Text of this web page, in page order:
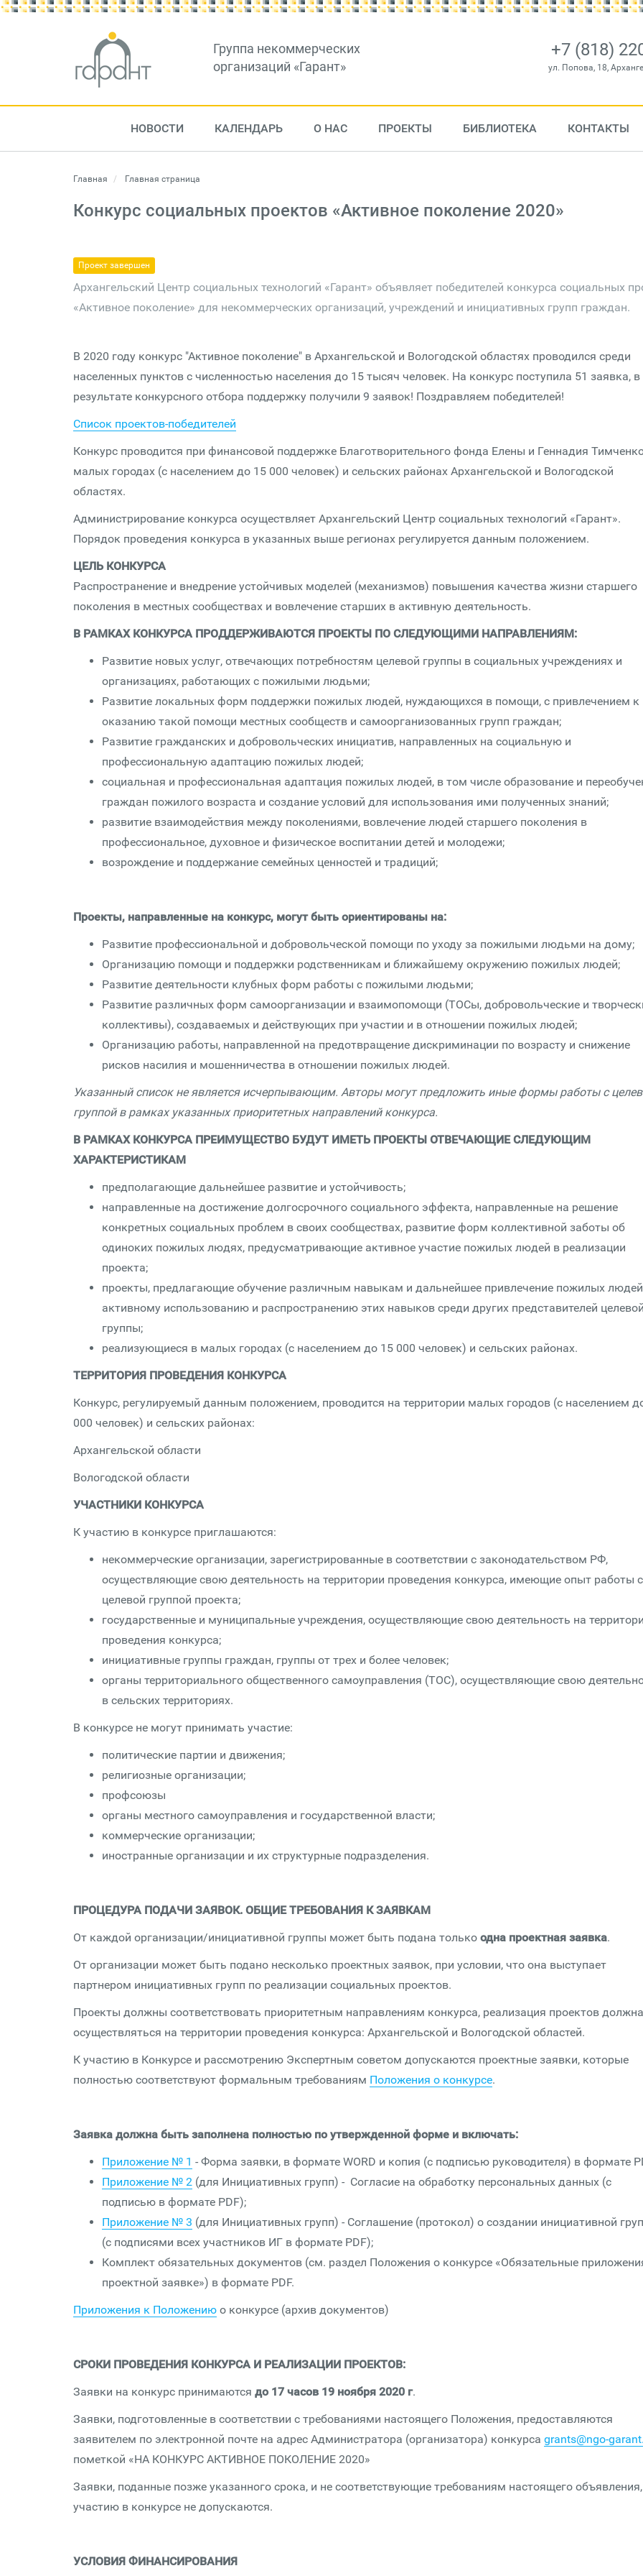
Группа некоммерческих
организаций «Гарант»
+7 (818)
ул. Попова, 18,
НОВОСТИ КАЛЕНДАРЬ О НАС ПРОЕКТЫ БИБЛИОТЕКА КОНТАКТЫ
Главная Главная страница
Конкурс социальных проектов «Активное поколение 2020»
Проект завершен
Архангельский Центр социальных технологий «Гарант» объявляет победителей конкурса социальных
«Активное поколение» для некоммерческих организаций, учреждений и инициативных групп граждан.
В 2020 году конкурс "Активное поколение" в Архангельской и Вологодской областях проводился среди
населенных пунктов с численностью населения до 15 тысяч человек. На конкурс поступила 51 заявка, в
результате конкурсного отбора поддержку получили 9 заявок! Поздравляем победителей!
Список проектов-победителей
Конкурс проводится при финансовой поддержке Благотворительного фонда Елены и Геннадия
малых городах (с населением до 15 000 человек) и сельских районах Архангельской и Вологодской
областях.
Администрирование конкурса осуществляет Архангельский Центр социальных технологий «Гарант».
Порядок проведения конкурса в указанных выше регионах регулируется данным положением.
ЦЕЛЬ КОНКУРСА
Распространение и внедрение устойчивых моделей (механизмов) повышения качества жизни старшего
поколения в местных сообществах и вовлечение старших в активную деятельность.
В РАМКАХ КОНКУРСА ПРОДДЕРЖИВАЮТСЯ ПРОЕКТЫ ПО СЛЕДУЮЩИМИ НАПРАВЛЕНИЯМ:
Развитие новых услуг, отвечающих потребностям целевой группы в социальных учреждениях и
организациях, работающих с пожилыми людьми;
Развитие локальных форм поддержки пожилых людей, нуждающихся в помощи, с привлечением к
оказанию такой помощи местных сообществ и самоорганизованных групп граждан;
Развитие гражданских и добровольческих инициатив, направленных на социальную и
профессиональную адаптацию пожилых людей;
социальная и профессиональная адаптация пожилых людей, в том числе образование и
граждан пожилого возраста и создание условий для использования ими полученных знаний;
развитие взаимодействия между поколениями, вовлечение людей старшего поколения в
профессиональное, духовное и физическое воспитании детей и молодежи;
возрождение и поддержание семейных ценностей и традиций;
Проекты, направленные на конкурс, могут быть ориентированы на:
Развитие профессиональной и добровольческой помощи по уходу за пожилыми людьми на дому;
Организацию помощи и поддержки родственникам и ближайшему окружению пожилых людей;
Развитие деятельности клубных форм работы с пожилыми людьми;
Развитие различных форм самоорганизации и взаимопомощи (ТОСы, добровольческие и
коллективы), создаваемых и действующих при участии и в отношении пожилых людей;
Организацию работы, направленной на предотвращение дискриминации по возрасту и снижение
рисков насилия и мошенничества в отношении пожилых людей.
Указанный список не является исчерпывающим. Авторы могут предложить иные формы работы с
группой в рамках указанных приоритетных направлений конкурса.
В РАМКАХ КОНКУРСА ПРЕИМУЩЕСТВО БУДУТ ИМЕТЬ ПРОЕКТЫ ОТВЕЧАЮЩИЕ СЛЕДУЮЩИМ
ХАРАКТЕРИСТИКАМ
предполагающие дальнейшее развитие и устойчивость;
направленные на достижение долгосрочного социального эффекта, направленные на решение
конкретных социальных проблем в своих сообществах, развитие форм коллективной заботы об
одиноких пожилых людях, предусматривающие активное участие пожилых людей в реализации
проекта;
проекты, предлагающие обучение различным навыкам и дальнейшее привлечение пожилых
активному использованию и распространению этих навыков среди других представителей целевой
группы;
реализующиеся в малых городах (с населением до 15 000 человек) и сельских районах.
ТЕРРИТОРИЯ ПРОВЕДЕНИЯ КОНКУРСА
Конкурс, регулируемый данным положением, проводится на территории малых городов (с населением
000 человек) и сельских районах:
Архангельской области
Вологодской области
УЧАСТНИКИ КОНКУРСА
К участию в конкурсе приглашаются:
некоммерческие организации, зарегистрированные в соответствии с законодательством РФ,
осуществляющие свою деятельность на территории проведения конкурса, имеющие опыт работы с
целевой группой проекта;
государственные и муниципальные учреждения, осуществляющие свою деятельность на
проведения конкурса;
инициативные группы граждан, группы от трех и более человек;
органы территориального общественного самоуправления (ТОС), осуществляющие свою
в сельских территориях.
В конкурсе не могут принимать участие:
политические партии и движения;
религиозные организации;
профсоюзы
органы местного самоуправления и государственной власти;
коммерческие организации;
иностранные организации и их структурные подразделения.
ПРОЦЕДУРА ПОДАЧИ ЗАЯВОК. ОБЩИЕ ТРЕБОВАНИЯ К ЗАЯВКАМ
От каждой организации/инициативной группы может быть подана только одна проектная заявка.
От организации может быть подано несколько проектных заявок, при условии, что она выступает
партнером инициативных групп по реализации социальных проектов.
Проекты должны соответствовать приоритетным направлениям конкурса, реализация проектов должна
осуществляться на территории проведения конкурса: Архангельской и Вологодской областей.
К участию в Конкурсе и рассмотрению Экспертным советом допускаются проектные заявки, которые
полностью соответствуют формальным требованиям Положения о конкурсе.
Заявка должна быть заполнена полностью по утвержденной форме и включать:
Приложение № 1 - Форма заявки, в формате WORD и копия (с подписью руководителя) в формате
Приложение № 2 (для Инициативных групп) - Согласие на обработку персональных данных (с
подписью в формате PDF);
Приложение № 3 (для Инициативных групп) - Соглашение (протокол) о создании инициативной
(с подписями всех участников ИГ в формате PDF);
Комплект обязательных документов (см. раздел Положения о конкурсе «Обязательные
проектной заявке») в формате PDF.
Приложения к Положению о конкурсе (архив документов)
СРОКИ ПРОВЕДЕНИЯ КОНКУРСА И РЕАЛИЗАЦИИ ПРОЕКТОВ:
Заявки на конкурс принимаются до 17 часов 19 ноября 2020 г.
Заявки, подготовленные в соответствии с требованиями настоящего Положения, предоставляются
заявителем по электронной почте на адрес Администратора (организатора) конкурса grants@ngo-
пометкой «НА КОНКУРС АКТИВНОЕ ПОКОЛЕНИЕ 2020»
Заявки, поданные позже указанного срока, и не соответствующие требованиям настоящего
участию в конкурсе не допускаются.
УСЛОВИЯ ФИНАНСИРОВАНИЯ